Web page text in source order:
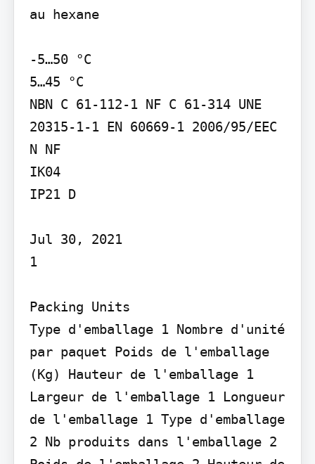
au hexane
-5…50 °C
5…45 °C
NBN C 61-112-1 NF C 61-314 UNE
20315-1-1 EN 60669-1 2006/95/EEC
N NF
IK04
IP21 D
Jul 30, 2021
1
Packing Units
Type d'emballage 1 Nombre d'unité
par paquet Poids de l'emballage
(Kg) Hauteur de l'emballage 1
Largeur de l'emballage 1 Longueur
de l'emballage 1 Type d'emballage
2 Nb produits dans l'emballage 2